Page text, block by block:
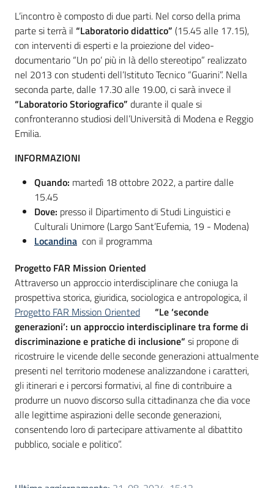
L’incontro è composto di due parti. Nel corso della prima
parte si terrà il “Laboratorio didattico” (15.45 alle 17.15),
con interventi di esperti e la proiezione del video-
documentario “Un po’ più in là dello stereotipo” realizzato
nel 2013 con studenti dell’Istituto Tecnico “Guarini”. Nella
seconda parte, dalle 17.30 alle 19.00, ci sarà invece il
“Laboratorio Storiografico” durante il quale si
confronteranno studiosi dell’Università di Modena e Reggio
Emilia.
INFORMAZIONI
Quando: martedì 18 ottobre 2022, a partire dalle
15.45
Dove: presso il Dipartimento di Studi Linguistici e
Culturali Unimore (Largo Sant’Eufemia, 19 - Modena)
Locandina con il programma
Progetto FAR Mission Oriented
Attraverso un approccio interdisciplinare che coniuga la
prospettiva storica, giuridica, sociologica e antropologica, il
Progetto FAR Mission Oriented
“Le ‘seconde
generazioni’: un approccio interdisciplinare tra forme di
discriminazione e pratiche di inclusione“ si propone di
ricostruire le vicende delle seconde generazioni attualmente
presenti nel territorio modenese analizzandone i caratteri,
gli itinerari e i percorsi formativi, al fine di contribuire a
produrre un nuovo discorso sulla cittadinanza che dia voce
alle legittime aspirazioni delle seconde generazioni,
consentendo loro di partecipare attivamente al dibattito
pubblico, sociale e politico”.